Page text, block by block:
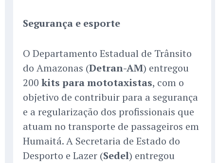
Segurança e esporte
O Departamento Estadual de Trânsito
do Amazonas (Detran-AM) entregou
200 kits para mototaxistas, com o
objetivo de contribuir para a segurança
e a regularização dos profissionais que
atuam no transporte de passageiros em
Humaitá. A Secretaria de Estado do
Desporto e Lazer (Sedel) entregou